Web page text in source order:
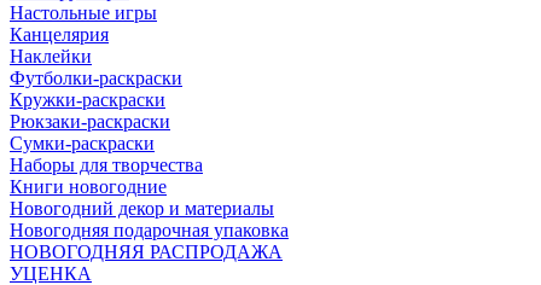
Настольные игры
Канцелярия
Наклейки
Футболки-раскраски
Кружки-раскраски
Рюкзаки-раскраски
Сумки-раскраски
Наборы для творчества
Книги новогодние
Новогодний декор и материалы
Новогодняя подарочная упаковка
НОВОГОДНЯЯ РАСПРОДАЖА
УЦЕНКА